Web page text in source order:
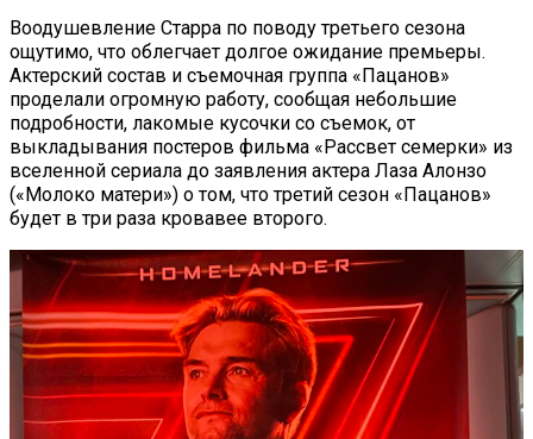
Воодушевление Старра по поводу третьего сезона
ощутимо, что облегчает долгое ожидание премьеры.
Актерский состав и съемочная группа «Пацанов»
проделали огромную работу, сообщая небольшие
подробности, лакомые кусочки со съемок, от
выкладывания постеров фильма «Рассвет семерки» из
вселенной сериала до заявления актера Лаза Алонзо
(«Молоко матери») о том, что третий сезон «Пацанов»
будет в три раза кровавее второго.